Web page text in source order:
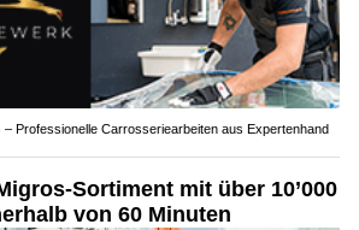
Professionelle Carrosseriearbeiten aus Expertenhand
Sortiment mit über 10’000
von 60 Minuten